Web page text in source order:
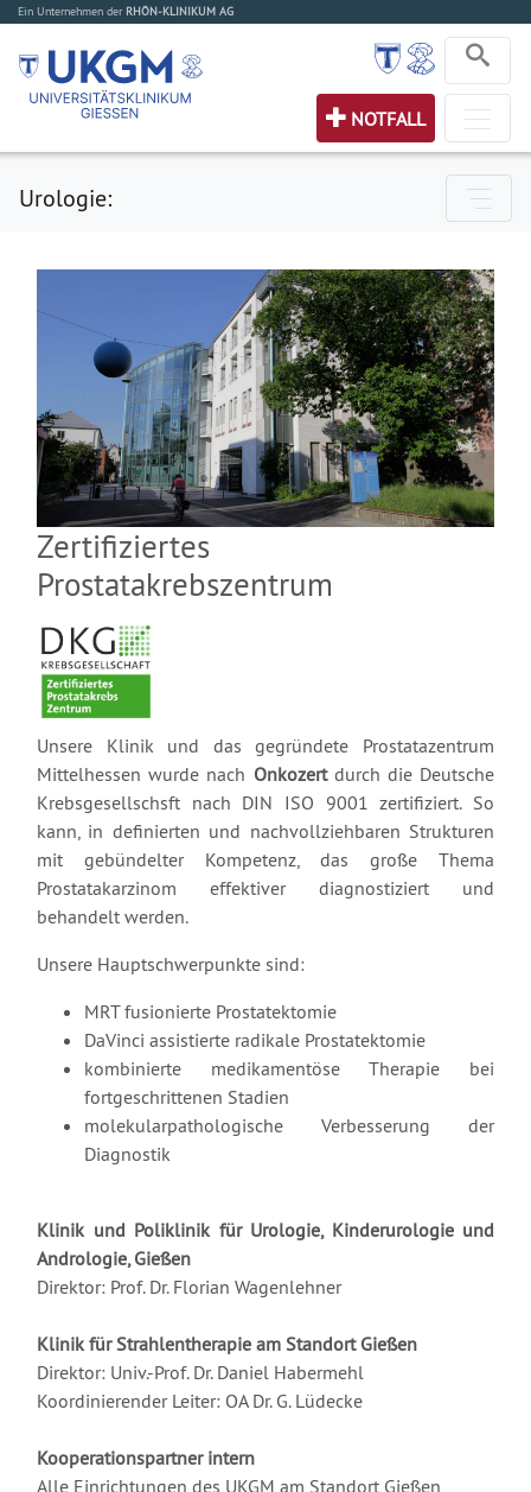
Ein Unternehmen der RHÖN-KLINIKUM AG
NOTFALL
Urologie:
Zertifiziertes
Prostatakrebszentrum
Unsere Klinik und das gegründete Prostatazentrum
Mittelhessen wurde nach Onkozert durch die Deutsche
Krebsgesellschsft nach DIN ISO 9001 zertifiziert. So
kann, in definierten und nachvollziehbaren Strukturen
mit gebündelter Kompetenz, das große Thema
Prostatakarzinom effektiver diagnostiziert und
behandelt werden.
Unsere Hauptschwerpunkte sind:
MRT fusionierte Prostatektomie
DaVinci assistierte radikale Prostatektomie
kombinierte medikamentöse Therapie bei
fortgeschrittenen Stadien
molekularpathologische Verbesserung der
Diagnostik
Klinik und Poliklinik für Urologie, Kinderurologie und
Andrologie, Gießen
Direktor: Prof. Dr. Florian Wagenlehner
Klinik für Strahlentherapie am Standort Gießen
Direktor: Univ.-Prof. Dr. Daniel Habermehl
Koordinierender Leiter: OA Dr. G. Lüdecke
Kooperationspartner intern
Alle Einrichtungen des UKGM am Standort Gießen